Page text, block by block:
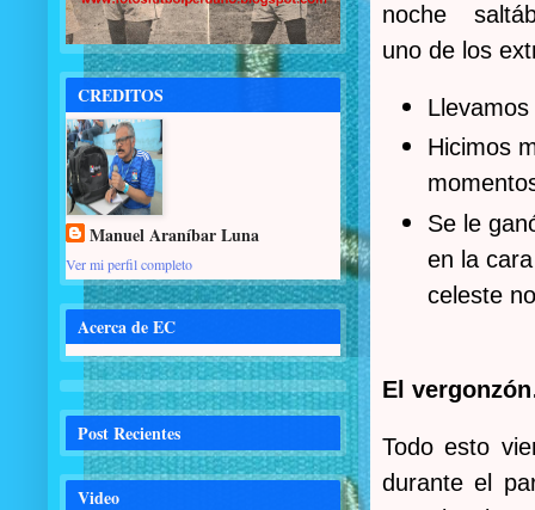
noche
uno de los
Hicimos
Se le
en la
celeste
El
Todo esto
durante el
CREDITOS
Manuel Araníbar Luna
Ver mi perfil completo
Acerca de EC
Post Recientes
Video